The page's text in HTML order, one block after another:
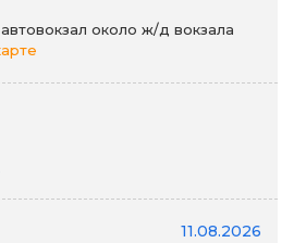
около ж/д вокзала
11.08.2026